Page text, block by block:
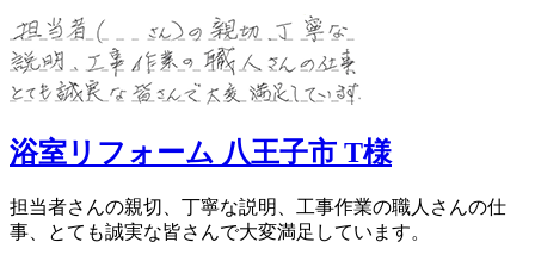
浴室リフォーム 八王子市 T様
担当者さんの親切、丁寧な説明、工事作業の職人さんの仕
事、とても誠実な皆さんで大変満足しています。